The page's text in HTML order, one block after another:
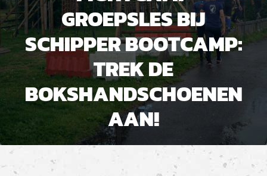
GROEPSLES BIJ
SCHIPPER BOOTCAMP:
TREK DE
BOKSHANDSCHOENEN
AAN!